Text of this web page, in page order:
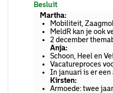
Besluit
Martha:
Mobiliteit,
MeldR kan je ook
2 december
Anja:
Schoon, Heel en
Vacatureproces
In januari is er een
Kirsten:
Armoede: twee